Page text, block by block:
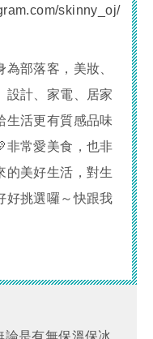
skinny_oj/
部落客，美妝、
設計、家電、居家
生活更有質感品味
非常愛美食，也非
的美好生活，對生
好挑選囉～快跟我
是有無保溫保冰